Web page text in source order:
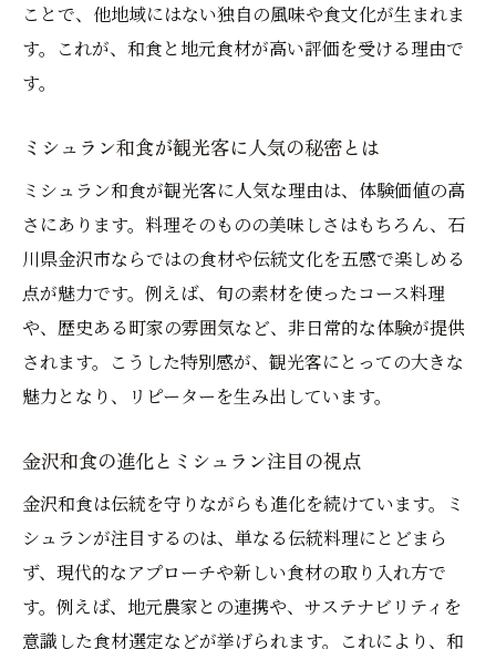
ことで、他地域にはない独自の風味や食文化が生まれま
す。これが、和食と地元食材が高い評価を受ける理由で
す。
ミシュラン和食が観光客に人気の秘密とは
ミシュラン和食が観光客に人気な理由は、体験価値の高
さにあります。料理そのものの美味しさはもちろん、石
川県金沢市ならではの食材や伝統文化を五感で楽しめる
点が魅力です。例えば、旬の素材を使ったコース料理
や、歴史ある町家の雰囲気など、非日常的な体験が提供
されます。こうした特別感が、観光客にとっての大きな
魅力となり、リピーターを生み出しています。
金沢和食の進化とミシュラン注目の視点
金沢和食は伝統を守りながらも進化を続けています。ミ
シュランが注目するのは、単なる伝統料理にとどまら
ず、現代的なアプローチや新しい食材の取り入れ方で
す。例えば、地元農家との連携や、サステナビリティを
意識した食材選定などが挙げられます。これにより、和